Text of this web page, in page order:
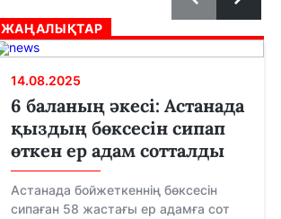
ЖАҢАЛЫҚТАР
14.08.2025
6 баланың әкесі: Астанада
қыздың бөксесін сипап
өткен ер адам сотталды
Астанада бойжеткеннің бөксесін
сипаған 58 жастағы ер адамға сот